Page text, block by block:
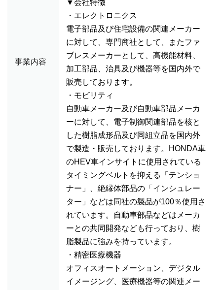
事業内容
▼会社特徴
・エレクトロニクス
電子部品及び住宅設備の関連メーカー
に対して、専門商社として、またファ
ブレスメーカーとして、高機能材料、
加工部品、治具及び機器等を国内外で
販売しております。
・モビリティ
自動車メーカー及び自動車部品メーカ
ーに対して、電子制御関連部品を核と
した樹脂成形品及び同組立品を国内外
で製造・販売しております。HONDA車
のHEV車インサイトに使用されている
タイミングベルトを抑える「テンショ
ナー」、絶縁体部品の「インシュレー
ター」などは同社の製品が100％使用さ
れています。自動車部品などはメーカ
ーとの共同開発なども行っており、樹
脂製品に強みを持っています。
・精密医療機器
オフィスオートメーション、デジタル
イメージング、医療機器等の関連メー